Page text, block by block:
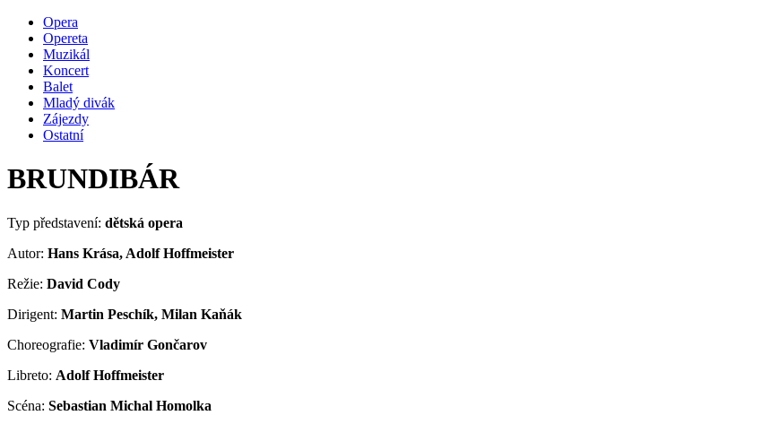
Opera
Opereta
Muzikál
Koncert
Balet
Mladý divák
Zájezdy
Ostatní
BRUNDIBÁR
Typ představení: dětská opera
Autor: Hans Krása, Adolf Hoffmeister
Režie: David Cody
Dirigent: Martin Peschík, Milan Kaňák
Choreografie: Vladimír Gončarov
Libreto: Adolf Hoffmeister
Scéna: Sebastian Michal Homolka